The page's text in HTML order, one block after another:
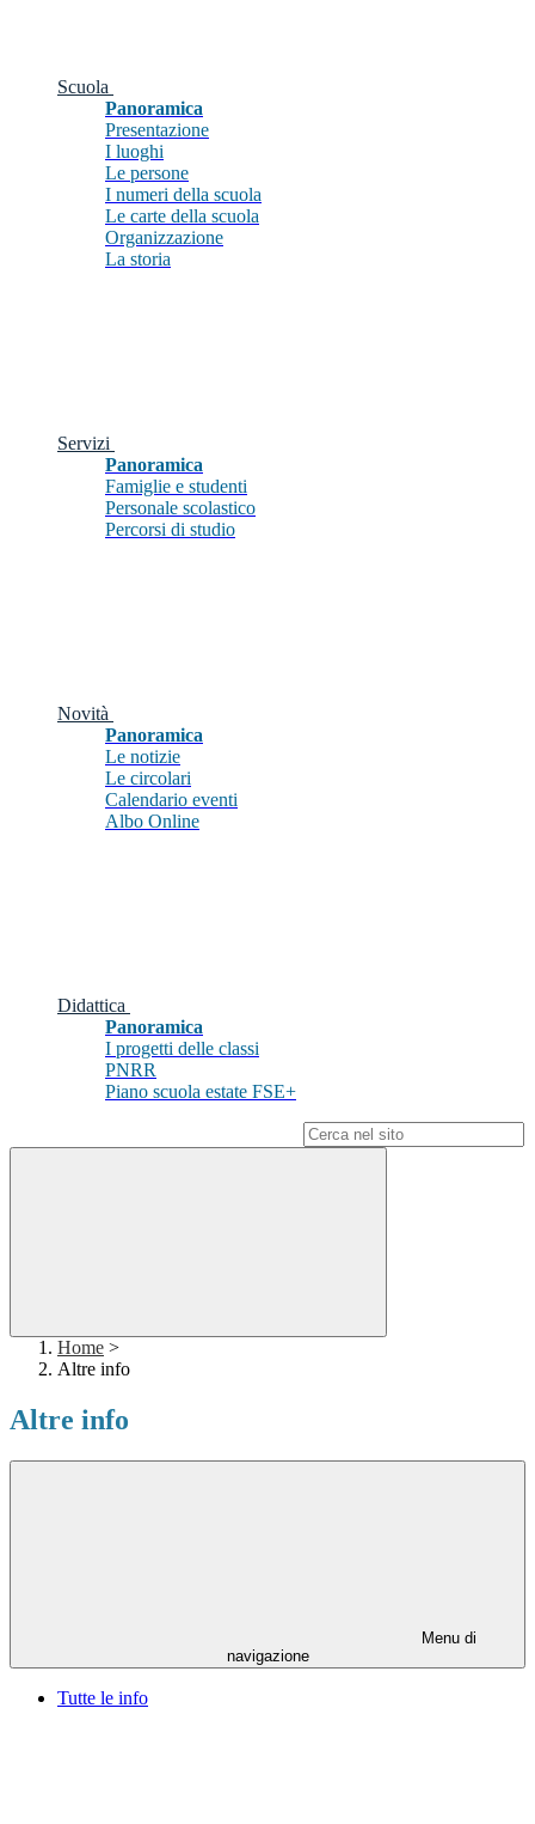
Scuola
Panoramica
Presentazione
I luoghi
Le persone
I numeri della scuola
Le carte della scuola
Organizzazione
La storia
Servizi
Panoramica
Famiglie e studenti
Personale scolastico
Percorsi di studio
Novità
Panoramica
Le notizie
Le circolari
Calendario eventi
Albo Online
Didattica
Panoramica
I progetti delle classi
PNRR
Piano scuola estate FSE+
Home >
Altre info
Altre info
Menu di
navigazione
Tutte le info